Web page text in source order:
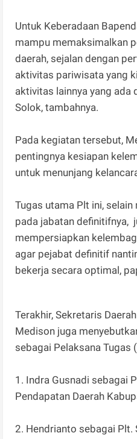
Untuk Keberadaan
mampu memaksimalkan
daerah, sejalan dengan
aktivitas pariwisata yang
aktivitas lainnya yang ada
Solok, tambahnya.
Pada kegiatan tersebut,
pentingnya kesiapan
untuk menunjang
Tugas utama Plt ini,
pada jabatan definitifnya,
mempersiapkan
agar pejabat definitif
bekerja secara optimal,
Terakhir, Sekretaris
Medison juga
sebagai Pelaksana Tugas
1. Indra Gusnadi sebagai
Pendapatan Daerah
2. Hendrianto sebagai Plt.